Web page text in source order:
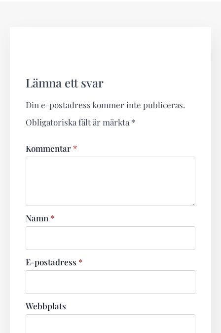
Lämna ett svar
Din e-postadress kommer inte publiceras.
Obligatoriska fält är märkta *
Kommentar *
Namn *
E-postadress *
Webbplats